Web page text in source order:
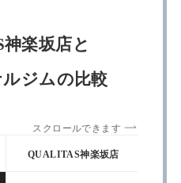
楽坂店と
ジムの比較
スクロールできます
QUALITAS神楽坂店